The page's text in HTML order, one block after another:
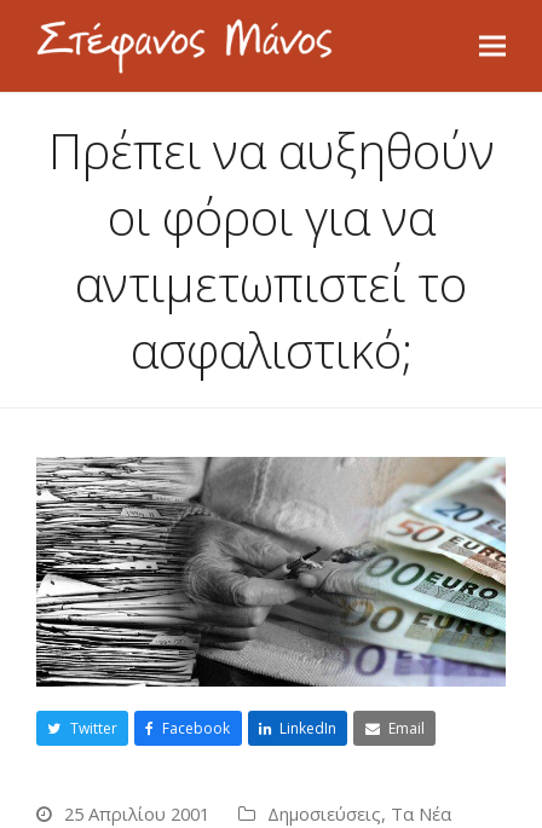
Πρέπει να αυξηθούν
οι φόροι για να
αντιμετωπιστεί το
ασφαλιστικό;
Twitter Facebook LinkedIn Email
25 Απριλίου 2001 Δημοσιεύσεις, Τα Νέα